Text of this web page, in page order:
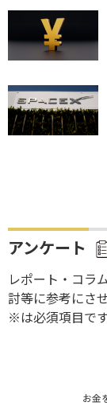
アンケート
レポート・コラ
討等に参考にさ
※は必須項目です
お金